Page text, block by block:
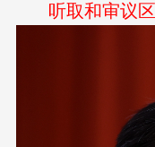
听取和审议